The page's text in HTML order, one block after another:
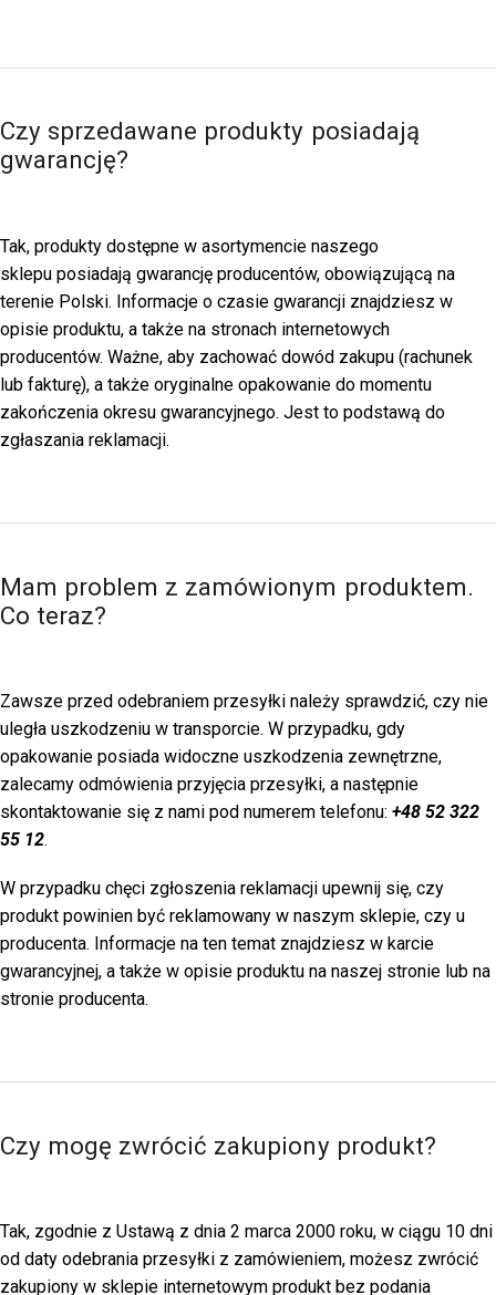
Czy sprzedawane produkty posiadają
gwarancję?
Tak, produkty dostępne w asortymencie naszego
sklepu posiadają gwarancję producentów, obowiązującą na
terenie Polski. Informacje o czasie gwarancji znajdziesz w
opisie produktu, a także na stronach internetowych
producentów. Ważne, aby zachować dowód zakupu (rachunek
lub fakturę), a także oryginalne opakowanie do momentu
zakończenia okresu gwarancyjnego. Jest to podstawą do
zgłaszania reklamacji.
Mam problem z zamówionym produktem.
Co teraz?
Zawsze przed odebraniem przesyłki należy sprawdzić, czy nie
uległa uszkodzeniu w transporcie. W przypadku, gdy
opakowanie posiada widoczne uszkodzenia zewnętrzne,
zalecamy odmówienia przyjęcia przesyłki, a następnie
skontaktowanie się z nami pod numerem telefonu: +48 52 322
55 12.
W przypadku chęci zgłoszenia reklamacji upewnij się, czy
produkt powinien być reklamowany w naszym sklepie, czy u
producenta. Informacje na ten temat znajdziesz w karcie
gwarancyjnej, a także w opisie produktu na naszej stronie lub na
stronie producenta.
Czy mogę zwrócić zakupiony produkt?
Tak, zgodnie z Ustawą z dnia 2 marca 2000 roku, w ciągu 10 dni
od daty odebrania przesyłki z zamówieniem, możesz zwrócić
zakupiony w sklepie internetowym produkt bez podania